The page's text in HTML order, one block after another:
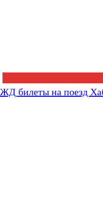
ЖД билеты на поезд